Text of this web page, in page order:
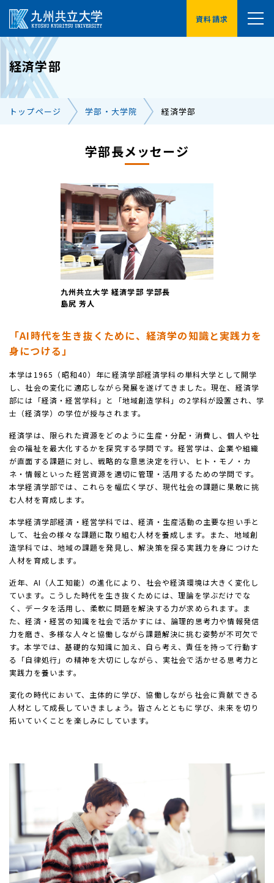
資料請求
受験生の方へ
卒業生の方へ 保護者の方へ
企業・地域の方へ 交通アクセス
経済学部
トップページ 学部・大学院 経済学部
学部長メッセージ
九州共立大学 経済学部 学部長
島尻 芳人
「AI時代を生き抜くために、経済学の知識と実践力を
身につける」
本学は1965（昭和40）年に経済学部経済学科の単科大学として開学
し、社会の変化に適応しながら発展を遂げてきました。現在、経済学
部には「経済・経営学科」と「地域創造学科」の2学科が設置され、学
士（経済学）の学位が授与されます。
経済学は、限られた資源をどのように生産・分配・消費し、個人や社
会の福祉を最大化するかを探究する学問です。経営学は、企業や組織
が直面する課題に対し、戦略的な意思決定を行い、ヒト・モノ・カ
ネ・情報といった経営資源を適切に管理・活用するための学問です。
本学経済学部では、これらを幅広く学び、現代社会の課題に果敢に挑
む人材を育成します。
本学経済学部経済・経営学科では、経済・生産活動の主要な担い手と
して、社会の様々な課題に取り組む人材を養成します。また、地域創
造学科では、地域の課題を発見し、解決策を探る実践力を身につけた
人材を育成します。
近年、AI（人工知能）の進化により、社会や経済環境は大きく変化し
ています。こうした時代を生き抜くためには、理論を学ぶだけでな
く、データを活用し、柔軟に問題を解決する力が求められます。ま
た、経済・経営の知識を社会で活かすには、論理的思考力や情報発信
力を磨き、多様な人々と協働しながら課題解決に挑む姿勢が不可欠で
す。本学では、基礎的な知識に加え、自ら考え、責任を持って行動す
る「自律処行」の精神を大切にしながら、実社会で活かせる思考力と
実践力を養います。
変化の時代において、主体的に学び、協働しながら社会に貢献できる
人材として成長していきましょう。皆さんとともに学び、未来を切り
拓いていくことを楽しみにしています。